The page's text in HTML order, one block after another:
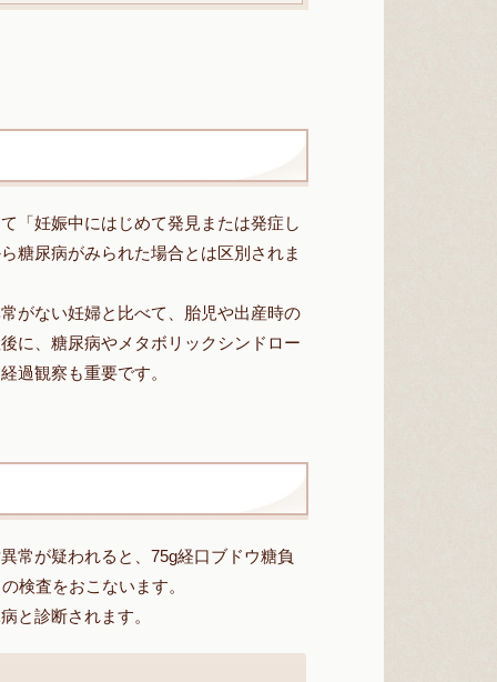
「妊娠中にはじめて発見または発症し
糖尿病がみられた場合とは区別されま
がない妊婦と比べて、胎児や出産時の
に、糖尿病やメタボリックシンドロー
過観察も重要です。
常が疑われると、75g経口ブドウ糖負
検査をおこないます。
と診断されます。